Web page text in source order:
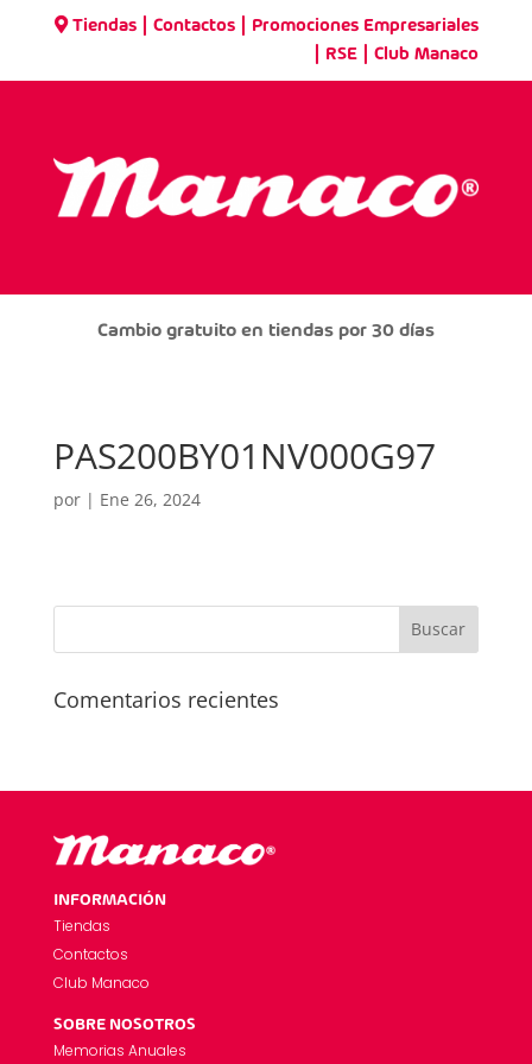
Tiendas |Contactos Promociones Empresariales
RSE |Club Manaco
Cambio gratuito en tiendas por 30 días
PAS200BY01NV000G97
por | Ene 26, 2024
Comentarios recientes
INFORMACIÓN
Tiendas
Contactos
Club Manaco
SOBRE NOSOTROS
Memorias Anuales